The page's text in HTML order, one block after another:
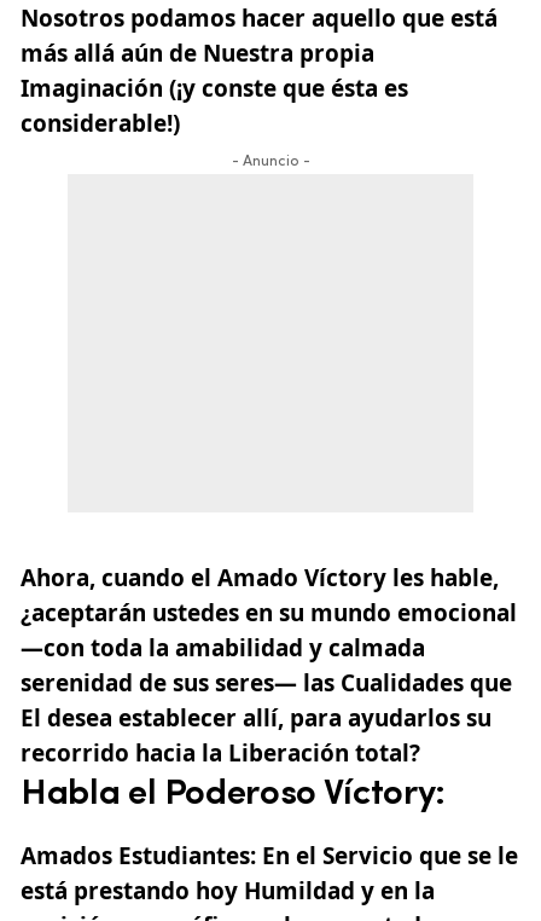
Nosotros podamos hacer aquello que está
más allá aún de Nuestra propia
Imaginación (¡y conste que ésta es
considerable!)
- Anuncio -
Ahora, cuando el Amado Víctory les hable,
¿aceptarán ustedes en su mundo emocional
—con toda la amabilidad y calmada
serenidad de sus seres— las Cualidades que
El desea establecer allí, para ayudarlos su
recorrido hacia la Liberación total?
Habla el Poderoso Víctory:
Amados Estudiantes: En el Servicio que se le
está prestando hoy Humildad y en la